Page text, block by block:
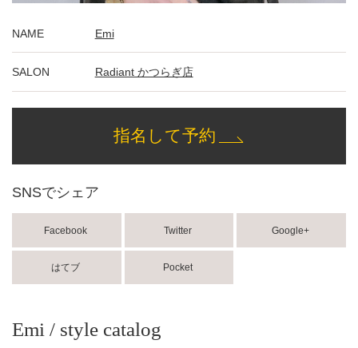
NAME Emi
SALON Radiant かつらぎ店
指名して予約
SNSでシェア
Facebook Twitter Google+
はてブ Pocket
Emi / style catalog